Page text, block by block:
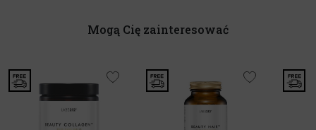
Mogą Cię zainteresować